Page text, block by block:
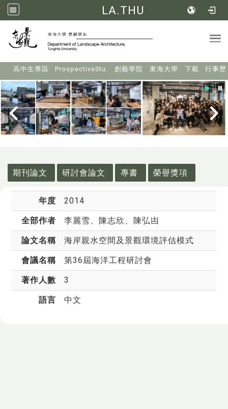
LA.THU
高中生專區 ProspectiveStu. 創藝學院 東海大學 下載 行事歷
期刊論文
研討會論文 專書 榮譽獎項
年度 2014
全部作者 李麗雪 、陳志欣、陳弘凷
論文名稱 海岸親水空間及景觀環境評估模式
會議名稱 第36屆海洋工程研討會
著作人數 3
語言 中文